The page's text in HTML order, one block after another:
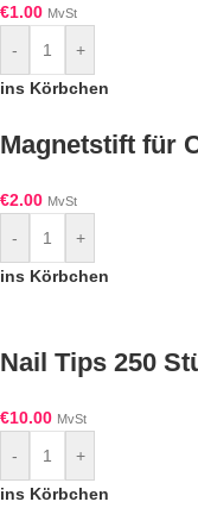
€1.00 MvSt
-
+
ins Körbchen
Magnetstift für
€2.00 MvSt
-
+
ins Körbchen
Nail Tips 250
€10.00 MvSt
-
+
ins Körbchen